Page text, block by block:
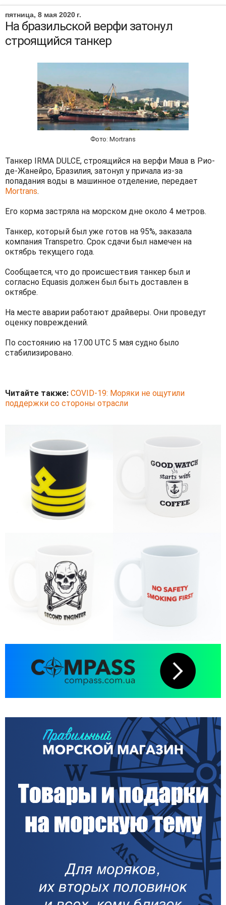
пятница, 8 мая 2020 г.
На бразильской верфи затонул
строящийся танкер
Фото: Mortrans
Танкер IRMA DULCE, строящийся на верфи Maua в Рио-
де-Жанейро, Бразилия, затонул у причала из-за
попадания воды в машинное отделение, передает
Mortrans.
Его корма застряла на морском дне около 4 метров.
Танкер, который был уже готов на 95%, заказала
компания Transpetro. Срок сдачи был намечен на
октябрь текущего года.
Сообщается, что до происшествия танкер был и
согласно Equasis должен был быть доставлен в
октябре.
На месте аварии работают драйверы. Они проведут
оценку повреждений.
По состоянию на 17.00 UTC 5 мая судно было
стабилизировано.
Читайте также: COVID-19: Моряки не ощутили
поддержки со стороны отрасли